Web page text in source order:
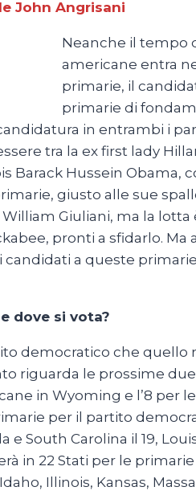
John Angrisani
Neanche il tempo
americane entra
primarie, il
primarie di
in entrambi i
tra la ex first lady
Barack Hussein Obama,
giusto alle sue
Giuliani, ma la lotta
pronti a sfidarlo.
candidati a queste
dove si vota?
democratico che quello
riguarda le prossime
in Wyoming e l’8 per
per il partito
e South Carolina il 19,
in 22 Stati per le
Illinois, Kansas,